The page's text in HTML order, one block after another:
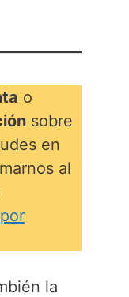
o
sobre
en
al
la